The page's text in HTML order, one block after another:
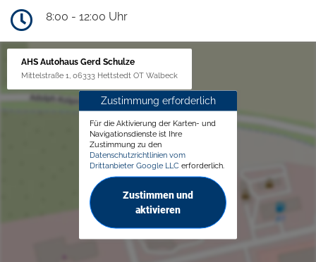
8:00 - 12:00 Uhr
AHS Autohaus Gerd Schulze
Mittelstraße 1, 06333 Hettstedt OT Walbeck
Zustimmung erforderlich
Für die Aktivierung der Karten- und
Navigationsdienste ist Ihre
Zustimmung zu den
Datenschutzrichtlinien vom
Drittanbieter Google LLC erforderlich.
Zustimmen und
aktivieren